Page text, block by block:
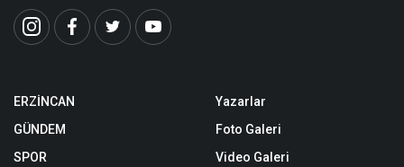
ERZİNCAN
GÜNDEM
SPOR
Yazarlar
Foto Galeri
Video Galeri